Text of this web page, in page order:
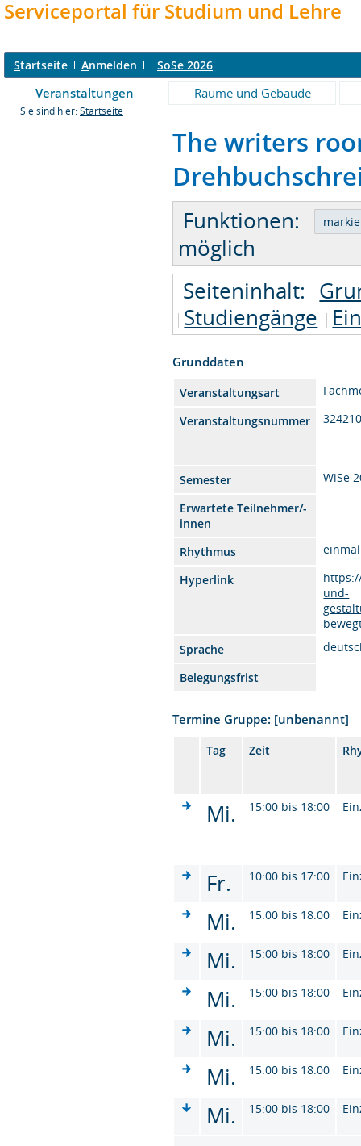
Serviceportal für Studium und Lehre
Startseite Anmelden SoSe 2026
Veranstaltungen Räume und Gebäude
Sie sind hier: Startseite
The writers
Funktionen:
möglich
Seiteninhalt:
Studiengänge
Grunddaten
Veranstaltungsart
Veranstaltungsnummer
Semester
WiSe
Erwartete Teilnehmer/-
innen
Rhythmus
Hyperlink
und-
Sprache
Belegungsfrist
Termine Gruppe: [unbenannt]
Tag Zeit
Mi. 15:00 bis 18:00
Fr. 10:00 bis 17:00
Mi. 15:00 bis 18:00
Mi. 15:00 bis 18:00
Mi. 15:00 bis 18:00
Mi. 15:00 bis 18:00
Mi. 15:00 bis 18:00
Mi. 15:00 bis 18:00